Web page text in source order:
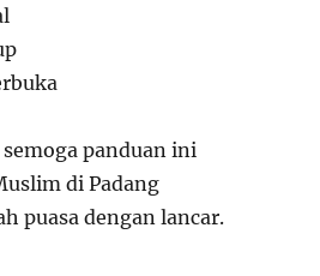
panduan ini
di Padang
puasa dengan lancar.